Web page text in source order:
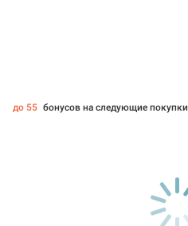
до 55 бонусов на следующие покупки